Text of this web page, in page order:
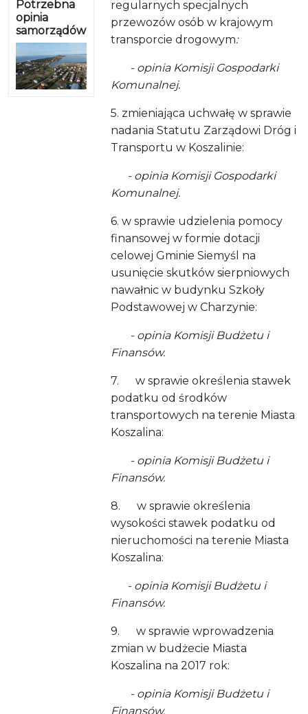
Potrzebna
opinia
samorządów
regularnych specjalnych
przewozów osób w krajowym
transporcie drogowym:
- opinia Komisji Gospodarki
Komunalnej.
5. zmieniająca uchwałę w sprawie
nadania Statutu Zarządowi Dróg i
Transportu w Koszalinie:
- opinia Komisji Gospodarki
Komunalnej.
6. w sprawie udzielenia pomocy
finansowej w formie dotacji
celowej Gminie Siemyśl na
usunięcie skutków sierpniowych
nawałnic w budynku Szkoły
Podstawowej w Charzynie:
- opinia Komisji Budżetu i
Finansów.
7. w sprawie określenia stawek
podatku od środków
transportowych na terenie Miasta
Koszalina:
- opinia Komisji Budżetu i
Finansów.
8. w sprawie określenia
wysokości stawek podatku od
nieruchomości na terenie Miasta
Koszalina:
- opinia Komisji Budżetu i
Finansów.
9. w sprawie wprowadzenia
zmian w budżecie Miasta
Koszalina na 2017 rok:
- opinia Komisji Budżetu i
Finansów.